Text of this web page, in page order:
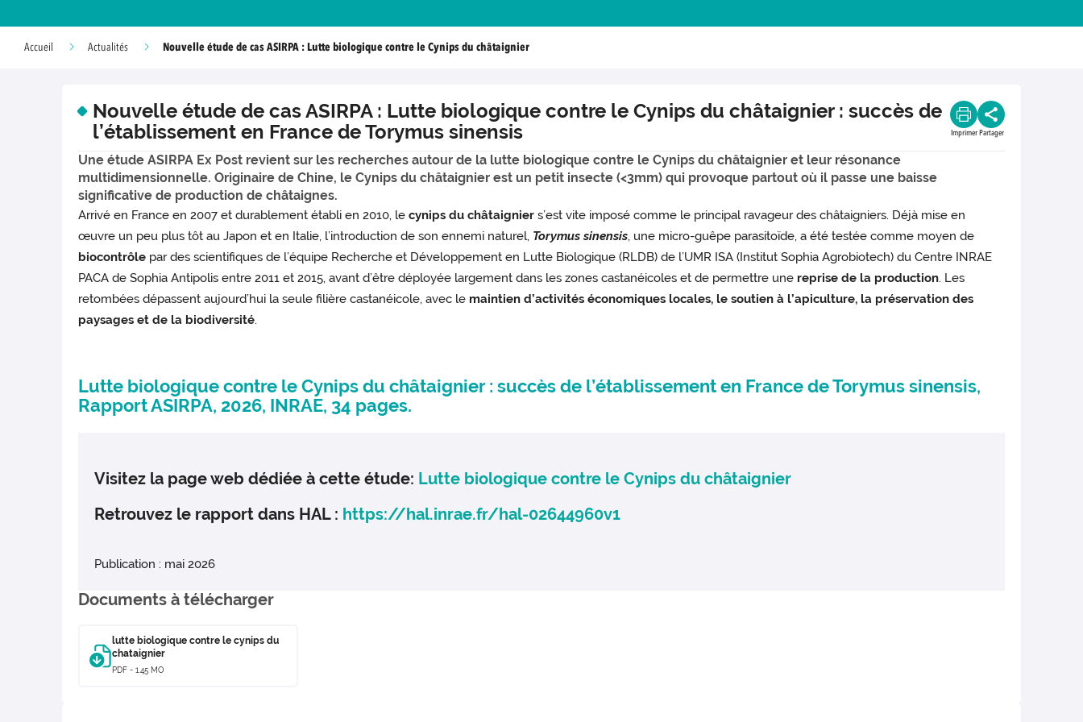
Accueil Actualités Nouvelle étude de cas ASIRPA : Lutte biologique contre le Cynips du châtaignier
Nouvelle étude de cas ASIRPA : Lutte biologique contre le Cynips du châtaignier : succès de
l’établissement en France de Torymus sinensis
Imprimer Partager
Une étude ASIRPA Ex Post revient sur les recherches autour de la lutte biologique contre le Cynips du châtaignier et leur résonance
multidimensionnelle. Originaire de Chine, le Cynips du châtaignier est un petit insecte (<3mm) qui provoque partout où il passe une baisse
significative de production de châtaignes.
Arrivé en France en 2007 et durablement établi en 2010, lecynips du châtaignier s’est vite imposé comme le principal ravageur des châtaigniers. Déjà mise en
œuvre un peu plus tôt au Japon et en Italie, l’introduction de son ennemi naturel, Torymus sinensis, une micro-guêpe parasitoïde, a été testée comme moyen de
biocontrôle par des scientifiques de l’équipe Recherche et Développement en Lutte Biologique (RLDB) de l’UMR ISA (Institut Sophia Agrobiotech) du Centre INRAE
PACA de Sophia Antipolis entre 2011 et 2015, avant d’être déployée largement dans les zones castanéicoles et de permettre une reprise de la production. Les
retombées dépassent aujourd’hui la seule filière castanéicole, avec le maintien d’activités économiques locales, le soutien à l’apiculture, la préservation des
paysages et de la biodiversité.
Lutte biologique contre le Cynips du châtaignier : succès de l’établissement en France de Torymus sinensis,
Rapport ASIRPA, 2026, INRAE, 34 pages.
Visitez la page web dédiée à cette étude: Lutte biologique contre le Cynips du châtaignier
Retrouvez le rapport dans HAL : https://hal.inrae.fr/hal-02644960v1
Publication : mai 2026
Documents à télécharger
lutte biologique contre le cynips du
chataignier
PDF - 1.45 MO